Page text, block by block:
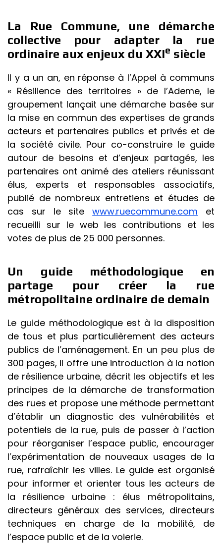
La Rue Commune, une démarche
collective pour adapter la rue
ordinaire aux enjeux du XXIe siècle
Il y a un an, en réponse à l’Appel à communs
« Résilience des territoires » de l’Ademe, le
groupement lançait une démarche basée sur
la mise en commun des expertises de grands
acteurs et partenaires publics et privés et de
la société civile. Pour co-construire le guide
autour de besoins et d’enjeux partagés, les
partenaires ont animé des ateliers réunissant
élus, experts et responsables associatifs,
publié de nombreux entretiens et études de
cas sur le sitewww.ruecommune.com et
recueilli sur le web les contributions et les
votes de plus de 25 000 personnes.
Un guide méthodologique en
partage pour créer la rue
métropolitaine ordinaire de demain
Le guide méthodologique est à la disposition
de tous et plus particulièrement des acteurs
publics de l’aménagement. En un peu plus de
300 pages, il offre une introduction à la notion
de résilience urbaine, décrit les objectifs et les
principes de la démarche de transformation
des rues et propose une méthode permettant
d’établir un diagnostic des vulnérabilités et
potentiels de la rue, puis de passer à l’action
pour réorganiser l’espace public, encourager
l’expérimentation de nouveaux usages de la
rue, rafraîchir les villes. Le guide est organisé
pour informer et orienter tous les acteurs de
la résilience urbaine : élus métropolitains,
directeurs généraux des services, directeurs
techniques en charge de la mobilité, de
l’espace public et de la voierie.